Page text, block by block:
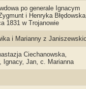
po generale Ignacym
i Henryka
1831 w Trojanowie
i Marianny z
Ciechanowska,
Ignacy, Jan, c. Marianna